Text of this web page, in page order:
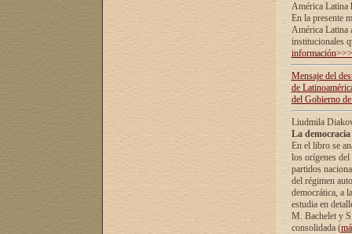
América Latina
En la presente
América Latina
institucionales
información>>>
Mensaje del
de
del Gobierno
Liudmila
La
En el libro se
los orígenes
partidos
del régimen
democrática, а
estudia en
М. Bachelet у
consolidada (